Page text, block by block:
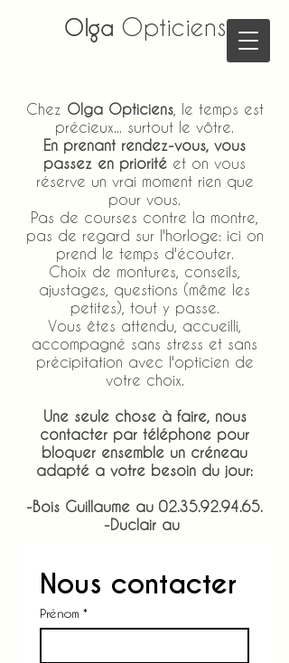
Olga Opticiens
Chez Olga Opticiens, le temps est
précieux... surtout le vôtre.
En prenant rendez-vous, vous
passez en priorité et on vous
réserve un vrai moment rien que
pour vous.
Pas de courses contre la montre,
pas de regard sur l'horloge: ici on
prend le temps d'écouter.
Choix de montures, conseils,
ajustages, questions (même les
petites), tout y passe.
Vous êtes attendu, accueilli,
accompagné sans stress et sans
précipitation avec l'opticien de
votre choix.
Une seule chose à faire, nous
contacter par téléphone pour
bloquer ensemble un créneau
adapté a votre besoin du jour:
-Bois Guillaume au 02.35.92.94.65.
-Duclair au
Nous contacter
Prénom *